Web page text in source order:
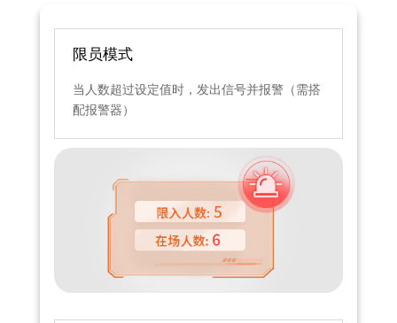
限员模式
当人数超过设定值时，发出信号并报警（需搭
配报警器）